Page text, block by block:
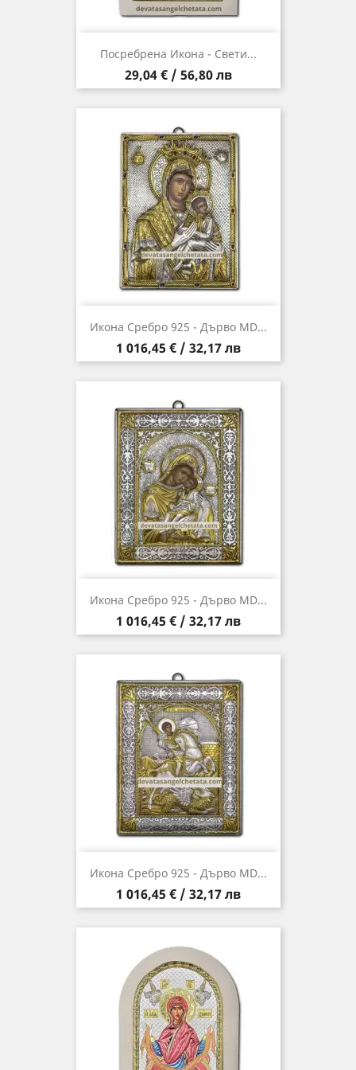
Посребрена Икона - Свети...
Цена
29,04 € / 56,80 лв
Икона Сребро 925 - Дърво MD...
Цена
1 016,45 € / 32,17 лв
Икона Сребро 925 - Дърво MD...
Цена
1 016,45 € / 32,17 лв
Икона Сребро 925 - Дърво MD...
Цена
1 016,45 € / 32,17 лв